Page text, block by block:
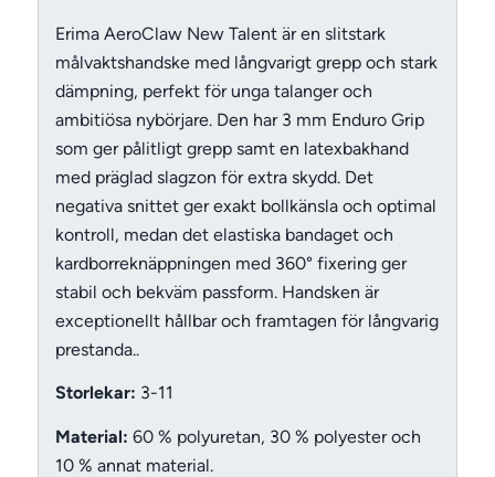
Erima AeroClaw New Talent är en slitstark
målvaktshandske med långvarigt grepp och stark
dämpning, perfekt för unga talanger och
ambitiösa nybörjare. Den har 3 mm Enduro Grip
som ger pålitligt grepp samt en latexbakhand
med präglad slagzon för extra skydd. Det
negativa snittet ger exakt bollkänsla och optimal
kontroll, medan det elastiska bandaget och
kardborreknäppningen med 360° fixering ger
stabil och bekväm passform. Handsken är
exceptionellt hållbar och framtagen för långvarig
prestanda..
Storlekar: 3-11
Material: 60 % polyuretan, 30 % polyester och
10 % annat material.